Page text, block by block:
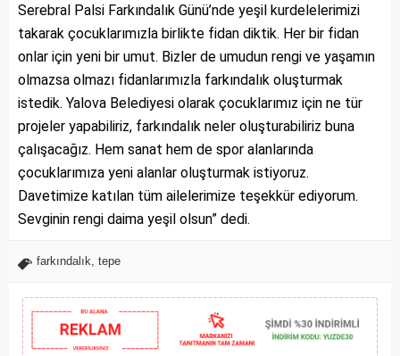
Serebral Palsi Farkındalık Günü’nde yeşil kurdelelerimizi
takarak çocuklarımızla birlikte fidan diktik. Her bir fidan
onlar için yeni bir umut. Bizler de umudun rengi ve yaşamın
olmazsa olmazı fidanlarımızla farkındalık oluşturmak
istedik. Yalova Belediyesi olarak çocuklarımız için ne tür
projeler yapabiliriz, farkındalık neler oluşturabiliriz buna
çalışacağız. Hem sanat hem de spor alanlarında
çocuklarımıza yeni alanlar oluşturmak istiyoruz.
Davetimize katılan tüm ailelerimize teşekkür ediyorum.
Sevginin rengi daima yeşil olsun” dedi.
farkındalık tepe